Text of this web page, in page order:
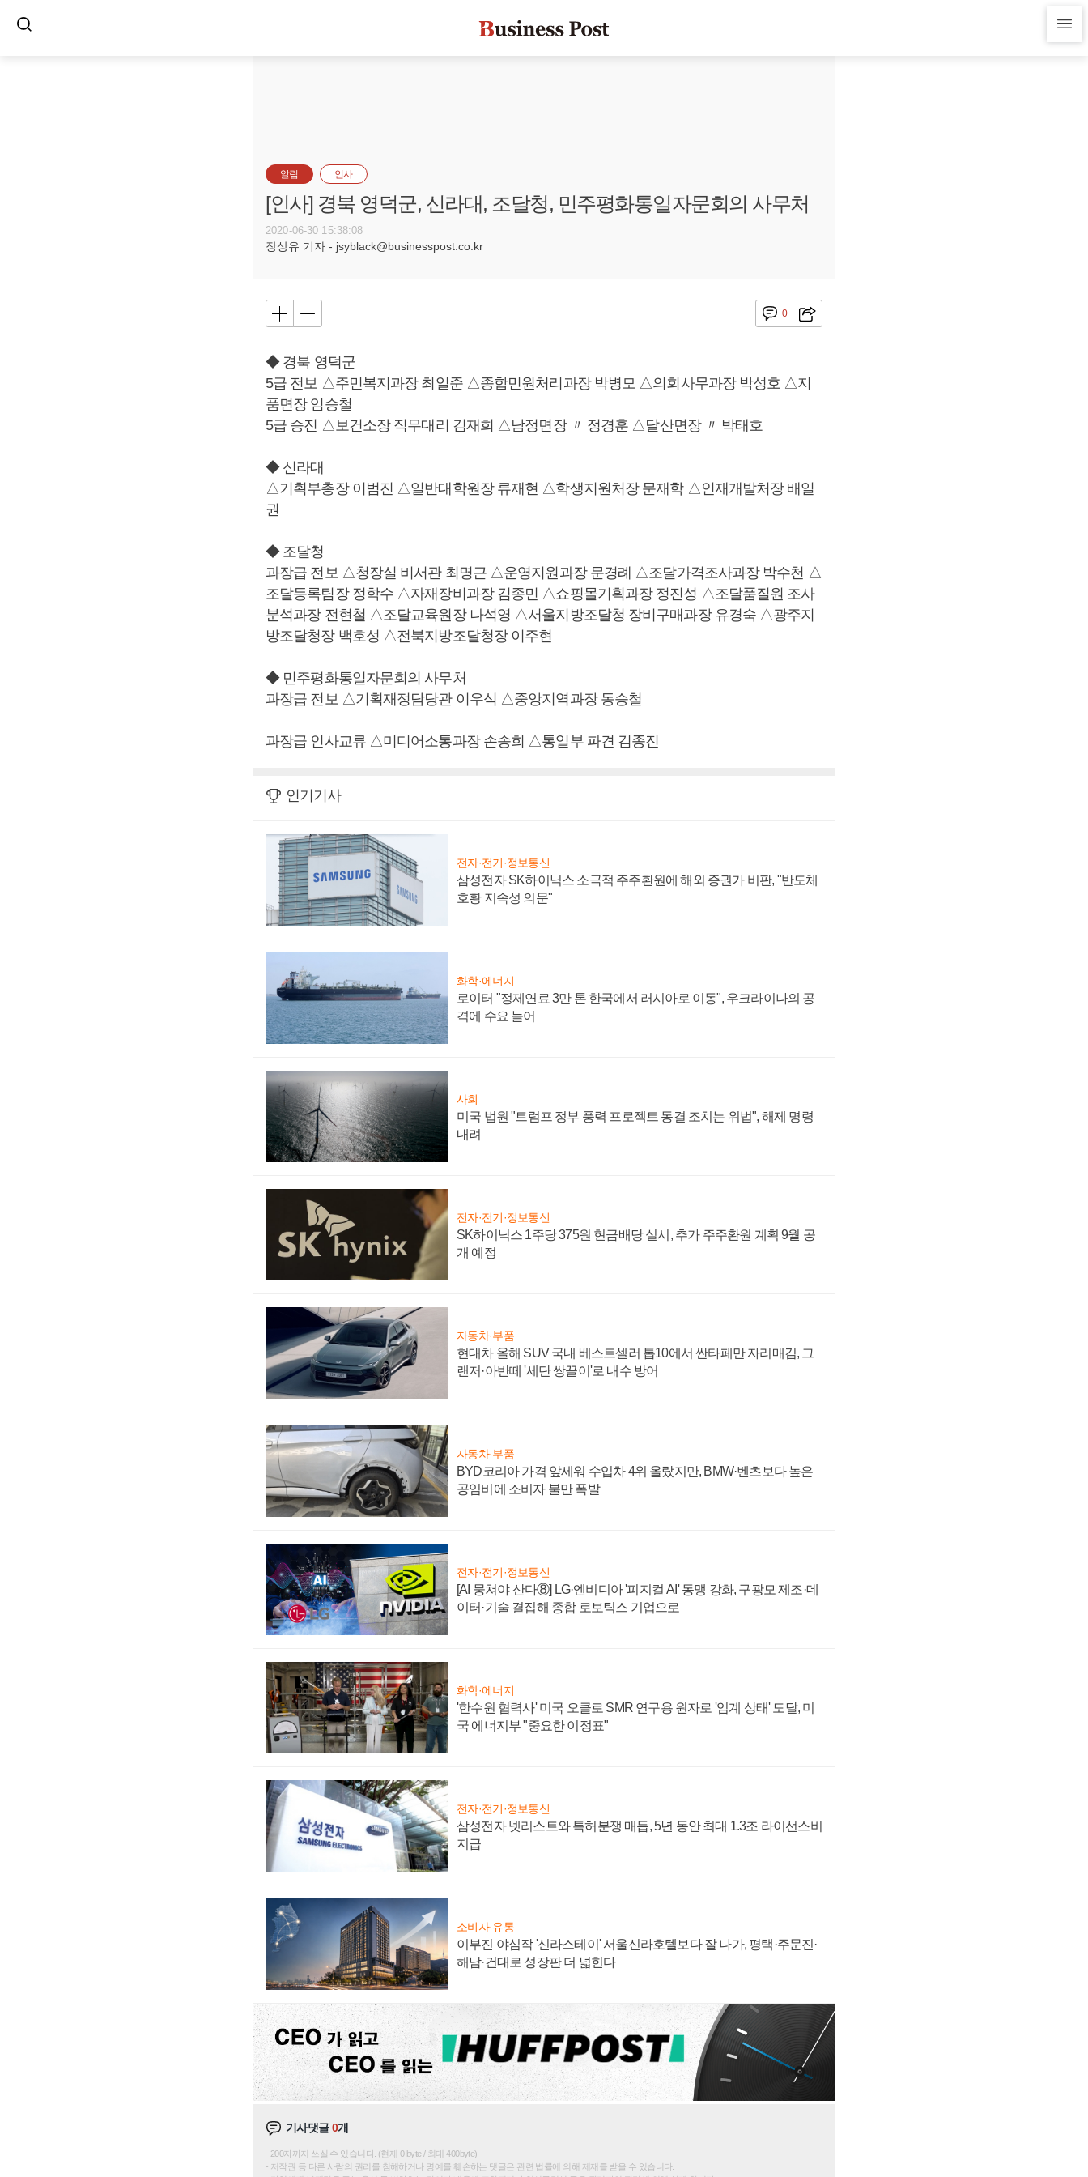
알림 인사
[인사] 경북 영덕군, 신라대, 조달청, 민주평화통일자문회의 사무처
2020-06-30 15:38:08
장상유 기자 - jsyblack@businesspost.co.kr
0
◆ 경북 영덕군
5급 전보 △주민복지과장 최일준 △종합민원처리과장 박병모 △의회사무과장 박성호 △지
품면장 임승철
5급 승진 △보건소장 직무대리 김재희 △남정면장 〃 정경훈 △달산면장 〃 박태호
◆ 신라대
△기획부총장 이범진 △일반대학원장 류재현 △학생지원처장 문재학 △인재개발처장 배일
권
◆ 조달청
과장급 전보 △청장실 비서관 최명근 △운영지원과장 문경례 △조달가격조사과장 박수천 △
조달등록팀장 정학수 △자재장비과장 김종민 △쇼핑몰기획과장 정진성 △조달품질원 조사
분석과장 전현철 △조달교육원장 나석영 △서울지방조달청 장비구매과장 유경숙 △광주지
방조달청장 백호성 △전북지방조달청장 이주현
◆ 민주평화통일자문회의 사무처
과장급 전보 △기획재정담당관 이우식 △중앙지역과장 동승철
과장급 인사교류 △미디어소통과장 손송희 △통일부 파견 김종진
인기기사
전자·전기·정보통신
삼성전자 SK하이닉스 소극적 주주환원에 해외 증권가 비판, "반도체
호황 지속성 의문"
화학·에너지
로이터 "정제연료 3만 톤 한국에서 러시아로 이동", 우크라이나의 공
격에 수요 늘어
사회
미국 법원 "트럼프 정부 풍력 프로젝트 동결 조치는 위법", 해제 명령
내려
전자·전기·정보통신
SK하이닉스 1주당 375원 현금배당 실시, 추가 주주환원 계획 9월 공
개 예정
자동차·부품
현대차 올해 SUV 국내 베스트셀러 톱10에서 싼타페만 자리매김, 그
랜저·아반떼 '세단 쌍끌이'로 내수 방어
자동차·부품
BYD코리아 가격 앞세워 수입차 4위 올랐지만, BMW·벤츠보다 높은
공임비에 소비자 불만 폭발
전자·전기·정보통신
[AI 뭉쳐야 산다⑧] LG·엔비디아 '피지컬 AI' 동맹 강화, 구광모 제조·데
이터·기술 결집해 종합 로보틱스 기업으로
화학·에너지
'한수원 협력사' 미국 오클로 SMR 연구용 원자로 '임계 상태' 도달, 미
국 에너지부 "중요한 이정표"
전자·전기·정보통신
삼성전자 넷리스트와 특허분쟁 매듭, 5년 동안 최대 1.3조 라이선스비
지급
소비자·유통
이부진 야심작 '신라스테이' 서울신라호텔보다 잘 나가, 평택·주문진·
해남·건대로 성장판 더 넓힌다
기사댓글0개
200자까지 쓰실 수 있습니다. (현재 0 byte / 최대 400byte)
저작권 등 다른 사람의 권리를 침해하거나 명예를 훼손하는 댓글은 관련 법률에 의해 제재를 받을 수 있습니다.